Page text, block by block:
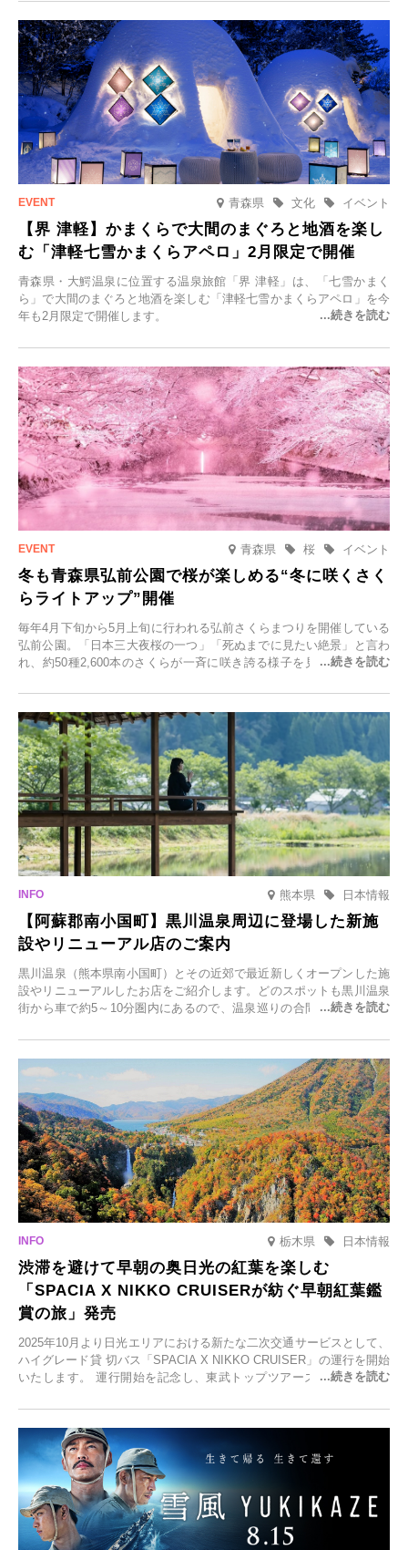
一組限定の宿だからこそ叶う、大切な人との特別な時間を体験いただ
けます。
青森県 イベント
文化
【界 津軽】かまくらで大間のまぐろと地酒を楽し
む「津軽七雪かまくらアペロ」2月限定で開催
青森県・大鰐温泉に位置する温泉旅館「界 津軽」は、「七雪かまく
ら」で大間のまぐろと地酒を楽しむ「津軽七雪かまくらアペロ」を今
年も2月限定で開催します。
青森県 イベント
桜
冬も青森県弘前公園で桜が楽しめる“冬に咲くさく
らライトアップ”開催
毎年4月下旬から5月上旬に行われる弘前さくらまつりを開催している
弘前公園。「日本三大夜桜の一つ」「死ぬまでに見たい絶景」と言わ
れ、約50種2,600本のさくらが一斉に咲き誇る様子を見に、世界中か
日(月)～2026年2月28日(土)の期間、「冬に咲くさくらライトアップ」
を開催します。
熊本県 日本情報
【阿蘇郡南小国町】黒川温泉周辺に登場した新施
設やリニューアル店のご案内
黒川温泉（熊本県南小国町）とその近郊で最近新しくオープンした施
設やリニューアルしたお店をご紹介します。どのスポットも黒川温泉
街から車で約5～10分圏内にあるので、温泉巡りの合間に気軽に立ち
元食材にこだわったレストランなど、多彩な魅力が満載です。黒川温
泉の新たな楽しみとしてチェックしてみてください。
栃木県 日本情報
渋滞を避けて早朝の奥日光の紅葉を楽しむ
「SPACIA X NIKKO CRUISERが紡ぐ早朝紅葉鑑
賞の旅」発売
2025年10月より日光エリアにおける新たな二次交通サービスとして、
ハイグレード貸 切バス「SPACIA X NIKKO CRUISER」の運行を開始
いたします。 運行開始を記念し、東武トップツアーズ株式会社では
2025年9月12日(金)より発売いたします。